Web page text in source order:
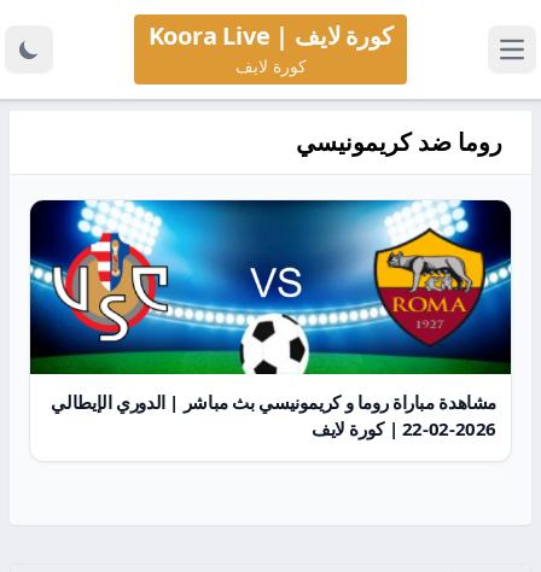
كورة لايف | Koora Live
كورة لايف
روما ضد كريمونيسي
مشاهدة مباراة روما و كريمونيسي بث مباشر | الدوري الإيطالي
2026-02-22 | كورة لايف